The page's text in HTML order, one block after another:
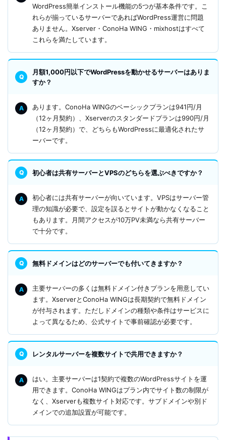
WordPress簡単インストール機能の5つが基本条件です。こ
れらが揃っているサーバーであればWordPress運営に問題
ありません。Xserver・ConoHa WING・mixhostはすべて
これらを満たしています。
月額1,000円以下でWordPressを動かせるサーバーはありま
すか？
あります。ConoHa WINGのベーシックプランは941円/月
（12ヶ月契約）、Xserverのスタンダードプランは990円/月
（12ヶ月契約）で、どちらもWordPressに最適化されたサ
ーバーです。
初心者は共有サーバーとVPSのどちらを選ぶべきですか？
初心者には共有サーバーが向いています。VPSはサーバー管
理の知識が必要で、設定を誤るとサイトが動かなくなること
もあります。月間アクセスが10万PV未満なら共有サーバー
で十分です。
無料ドメインはどのサーバーでも付いてきますか？
主要サーバーの多くは無料ドメイン付きプランを用意してい
ます。XserverとConoHa WINGは長期契約で無料ドメイン
が付与されます。ただしドメインの種類や条件はサービスに
よって異なるため、公式サイトで事前確認が必要です。
レンタルサーバーを複数サイトで共用できますか？
はい。主要サーバーは1契約で複数のWordPressサイトを運
用できます。ConoHa WINGはプラン内でサイト数の制限が
なく、Xserverも複数サイト対応です。サブドメインや別ド
メインでの追加設置が可能です。